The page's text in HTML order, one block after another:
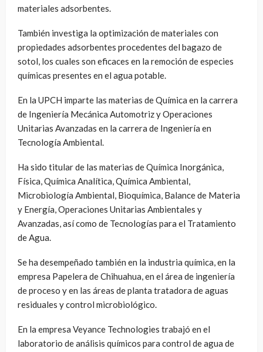
materiales adsorbentes.
También investiga la optimización de materiales con
propiedades adsorbentes procedentes del bagazo de
sotol, los cuales son eficaces en la remoción de especies
químicas presentes en el agua potable.
En la UPCH imparte las materias de Química en la carrera
de Ingeniería Mecánica Automotriz y Operaciones
Unitarias Avanzadas en la carrera de Ingeniería en
Tecnología Ambiental.
Ha sido titular de las materias de Química Inorgánica,
Física, Química Analítica, Química Ambiental,
Microbiología Ambiental, Bioquímica, Balance de Materia
y Energía, Operaciones Unitarias Ambientales y
Avanzadas, así como de Tecnologías para el Tratamiento
de Agua.
Se ha desempeñado también en la industria química, en la
empresa Papelera de Chihuahua, en el área de ingeniería
de proceso y en las áreas de planta tratadora de aguas
residuales y control microbiológico.
En la empresa Veyance Technologies trabajó en el
laboratorio de análisis químicos para control de agua de